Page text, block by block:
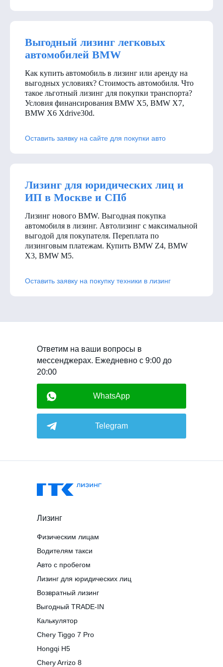
Выгодный лизинг легковых
автомобилей BMW
Как купить автомобиль в лизинг или аренду на
выгодных условиях? Стоимость автомобиля. Что
такое льготный лизинг для покупки транспорта?
Условия финансирования BMW X5, BMW X7,
BMW X6 Xdrive30d.
Оставить заявку на сайте для покупки авто
Лизинг для юридических лиц и
ИП в Москве и СПб
Лизинг нового BMW. Выгодная покупка
автомобиля в лизинг. Автолизинг с максимальной
выгодой для покупателя. Переплата по
лизинговым платежам. Купить BMW Z4, BMW
X3, BMW M5.
Оставить заявку на покупку техники в лизинг
Ответим на ваши вопросы в
мессенджерах. Ежедневно с 9:00 до
20:00
Telegram
WhatsApp
Лизинг
Водителям такси
Физическим лицам
Авто с пробегом
Лизинг для юридических лиц
Калькулятор
Chery Tiggo 7 Pro
Chery Arrizo 8
Hongqi H5
Возвратный лизинг
Выгодный TRADE-IN